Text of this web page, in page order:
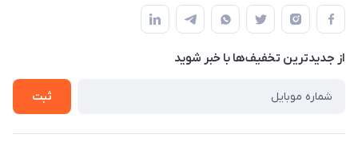
تجاری بین المللی داریوش ، طبقه همکف ، فروشگاه کرال شاپینگ
لیست محصولات
درباره ما
پیگیری سفارش
شیوه های پرداخت
رویه مرجوع کالا
شرایط و قوانین
از جدید‌ترین تخفیف‌ها با‌ خبر شوید
ثبت